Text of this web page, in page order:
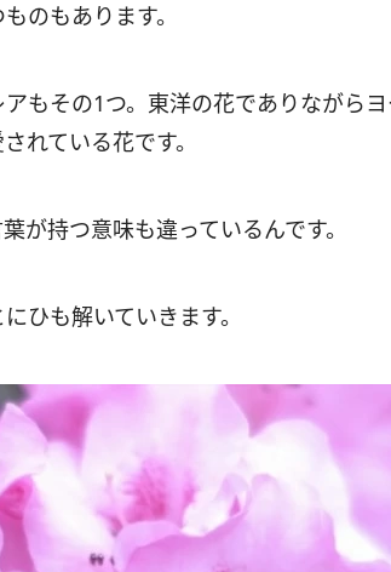
のもあります。
もその1つ。東洋の花でありながら
れている花です。
が持つ意味も違っているんです。
ひも解いていきます。